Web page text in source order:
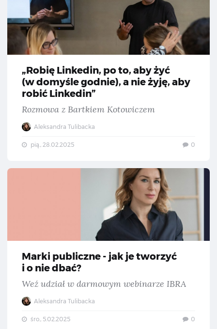
„Robię Linkedin, po to, aby żyć
(w domyśle godnie), a nie żyję, aby
robić Linkedin”
Rozmowa z Bartkiem Kotowiczem
Aleksandra Tulibacka
pią., 28.02.2025 0
Marki publiczne - jak je tworzyć
i o nie dbać?
Weź udział w darmowym webinarze IBRA
Aleksandra Tulibacka
śro., 5.02.2025 0